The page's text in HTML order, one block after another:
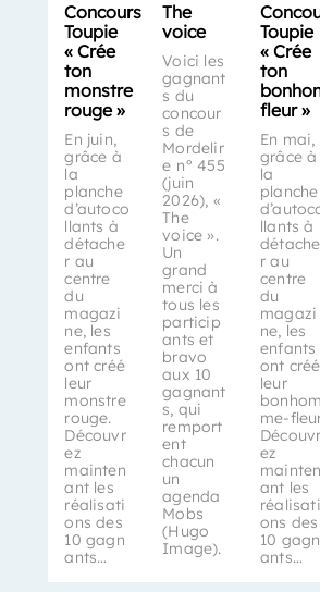
Concours
Toupie
« Crée
ton
monstre
rouge »
En juin,
grâce à
la
planche
d’autoco
llants à
détache
r au
centre
du
magazi
ne, les
enfants
ont créé
leur
monstre
rouge.
Découvr
ez
mainten
ant les
réalisati
ons des
10 gagn
ants…
The
voice
Voici les
gagnant
s du
concour
s de
Mordelir
e n° 455
(juin
2026), «
The
voice ».
Un
grand
merci à
tous les
particip
ants et
bravo
aux 10
gagnant
s, qui
remport
ent
chacun
un
agenda
Mobs
(Hugo
Image).
Toupie
« Crée
ton
fleur »
En mai,
grâce à
la
planche
llants à
détache
r au
centre
du
magazi
ne, les
enfants
ont créé
leur
bonhom
me-
Découvr
ez
mainten
ant les
réalisati
ons des
10 gagn
ants…